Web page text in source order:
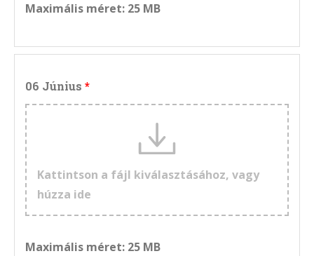
Maximális méret: 25 MB
06 Június
Kattintson a fájl kiválasztásához, vagy
húzza ide
Maximális méret: 25 MB